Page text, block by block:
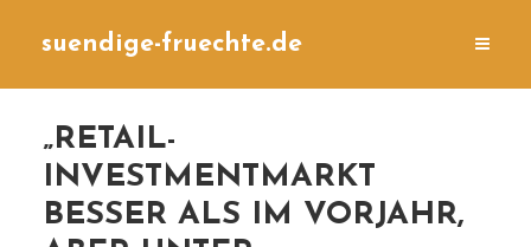
suendige-fruechte.de
„RETAIL-
INVESTMENTMARKT
BESSER ALS IM VORJAHR,